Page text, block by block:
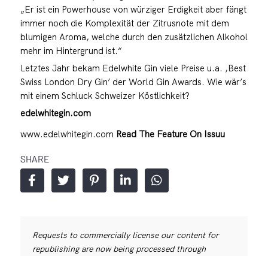
„Er ist ein Powerhouse von würziger Erdigkeit aber fängt
immer noch die Komplexität der Zitrusnote mit dem
blumigen Aroma, welche durch den zusätzlichen Alkohol
mehr im Hintergrund ist.“
Letztes Jahr bekam Edelwhite Gin viele Preise u.a. ,Best
Swiss London Dry Gin’ der World Gin Awards. Wie wär’s
mit einem Schluck Schweizer Köstlichkeit?
edelwhitegin.com
www.edelwhitegin.com Read The Feature On Issuu
SHARE
Requests to commercially license our content for
republishing are now being processed through